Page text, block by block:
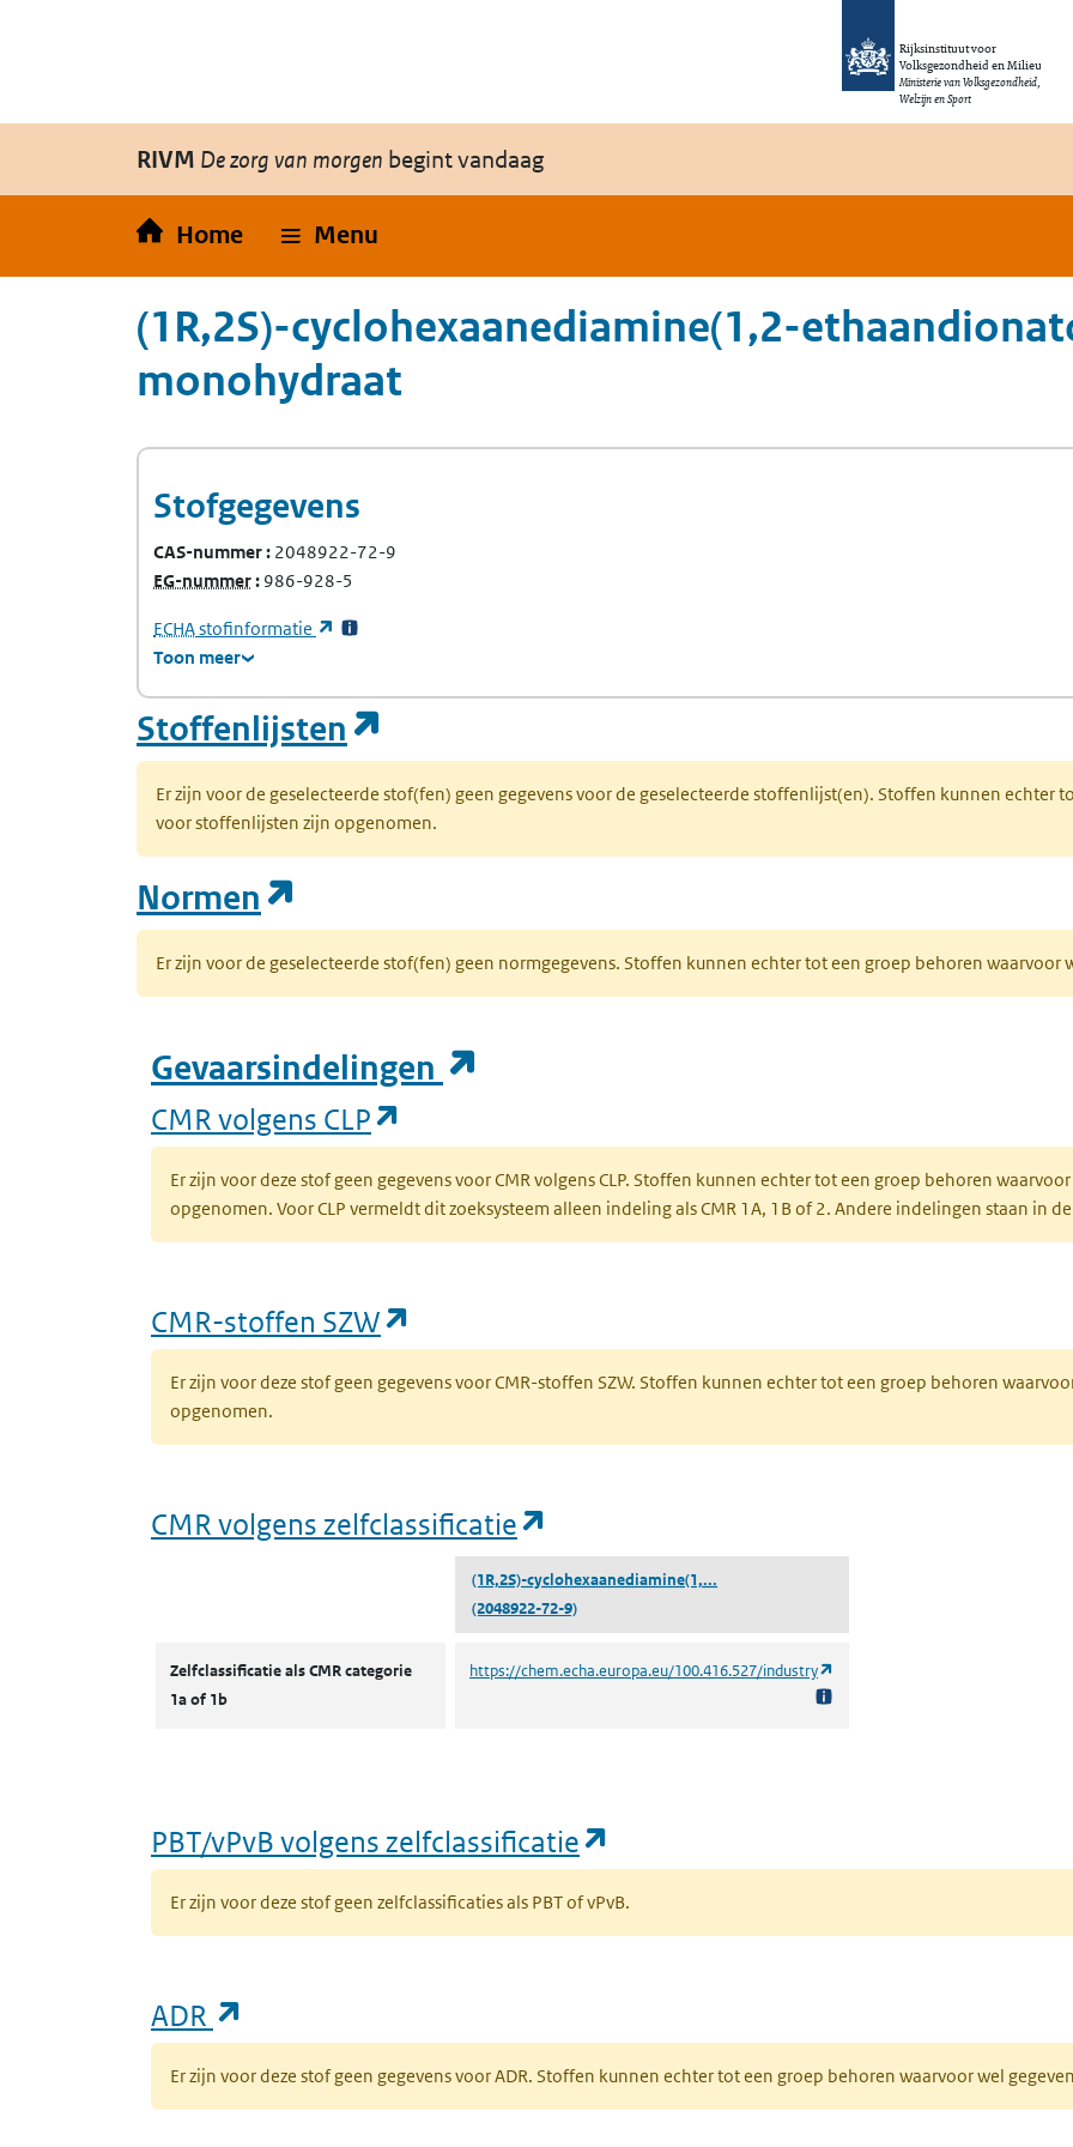
Rijksinstituut voor
Volksgezondheid en Milieu
Ministerie van Volksgezondheid,
Welzijn en Sport
RIVM De zorg van morgen begint vandaag
Home Menu
(1R,2S)-cyclohexaanediamine(1,2-
monohydraat
Stofgegevens
CAS-nummer 2048922-72-9
EG-nummer(Europees Gemeenschap-nummer)
986-928-5
ECHA(Europees Agentschap voor chemische stoffen)
stofinformatie
(opent in een nieuw tabblad)
Toon meer
Stoffenlijsten
Er zijn voor de geselecteerde stof(fen) geen gegevens voor de geselecteerde stoffenlijst(en). Stoffen kunnen echter
voor stoffenlijsten zijn opgenomen.
Normen
Er zijn voor de geselecteerde stof(fen) geen normgegevens. Stoffen kunnen echter tot een groep behoren waarvoor
Gevaarsindelingen
CMR volgens CLP
Er zijn voor deze stof geen gegevens voor CMR volgens CLP. Stoffen kunnen echter tot een groep behoren
opgenomen. Voor CLP vermeldt dit zoeksysteem alleen indeling als CMR 1A, 1B of 2. Andere indelingen staan in
CMR-stoffen SZW
Er zijn voor deze stof geen gegevens voor CMR-stoffen SZW. Stoffen kunnen echter tot een groep behoren
opgenomen.
CMR volgens zelfclassificatie
(1R,2S)-cyclohexaanediamine(1,...
(2048922-72-9)
Zelfclassificatie als CMR categorie
1a of 1b
https://chem.echa.europa.eu/100.416.527/industry
PBT/vPvB volgens zelfclassificatie
Er zijn voor deze stof geen zelfclassificaties als PBT of vPvB.
ADR
Er zijn voor deze stof geen gegevens voor ADR. Stoffen kunnen echter tot een groep behoren waarvoor wel